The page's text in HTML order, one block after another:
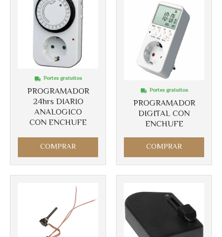
PROGRAMADOR
24hrs DIARIO
ANALOGICO
CON ENCHUFE
Portes gratuitos
COMPRAR
PROGRAMADOR
DIGITAL CON
ENCHUFE
Portes gratuitos
COMPRAR